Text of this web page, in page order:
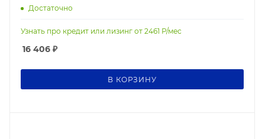
Достаточно
Узнать про кредит или лизинг от 2461 Р/мес
16 406 ₽
В КОРЗИНУ